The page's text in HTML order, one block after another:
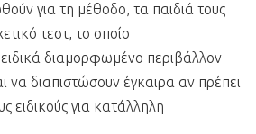
για τη μέθοδο, τα παιδιά τους
τεστ, το οποίο
ειδικά διαμορφωμένο περιβάλλον
να διαπιστώσουν έγκαιρα αν πρέπει
ειδικούς για κατάλληλη